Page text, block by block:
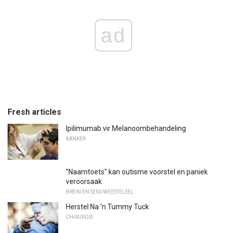
ad
Fresh articles
Ipilimumab vir Melanoombehandeling
KANKER
"Naamtoets" kan outisme voorstel en paniek
veroorsaak
BREIN EN SENUWEESTELSEL
Herstel Na 'n Tummy Tuck
CHIRURGIE